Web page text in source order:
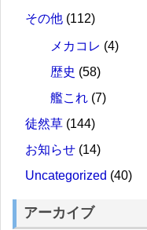
その他 (112)
メカコレ (4)
歴史 (58)
艦これ (7)
徒然草 (144)
お知らせ (14)
Uncategorized (40)
アーカイブ